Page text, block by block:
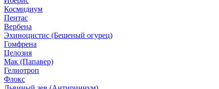
Космидиум
Пентас
Вербена
Эхиноцистис (Бешеный огурец)
Гомфрена
Целозия
Мак (Папавер)
Гелиотроп
Флокс